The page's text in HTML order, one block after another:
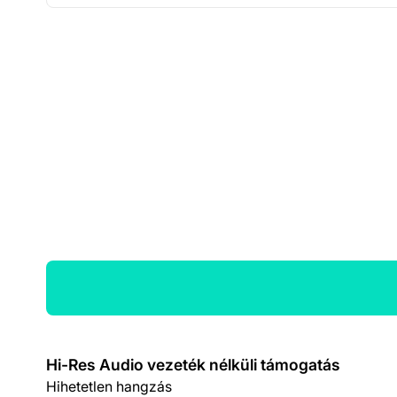
Termék részletek
Hi-Res Audio vezeték nélküli támogatás
Hihetetlen hangzás